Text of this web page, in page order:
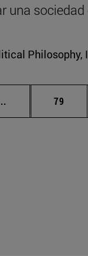
una
Páginas Página
79